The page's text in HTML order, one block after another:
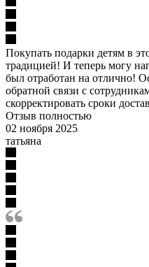
Покупать подарки детям в
традицией! И теперь могу
был отработан на отлично!
обратной связи с
скорректировать сроки
Отзыв полностью
02 ноября 2025
татьяна